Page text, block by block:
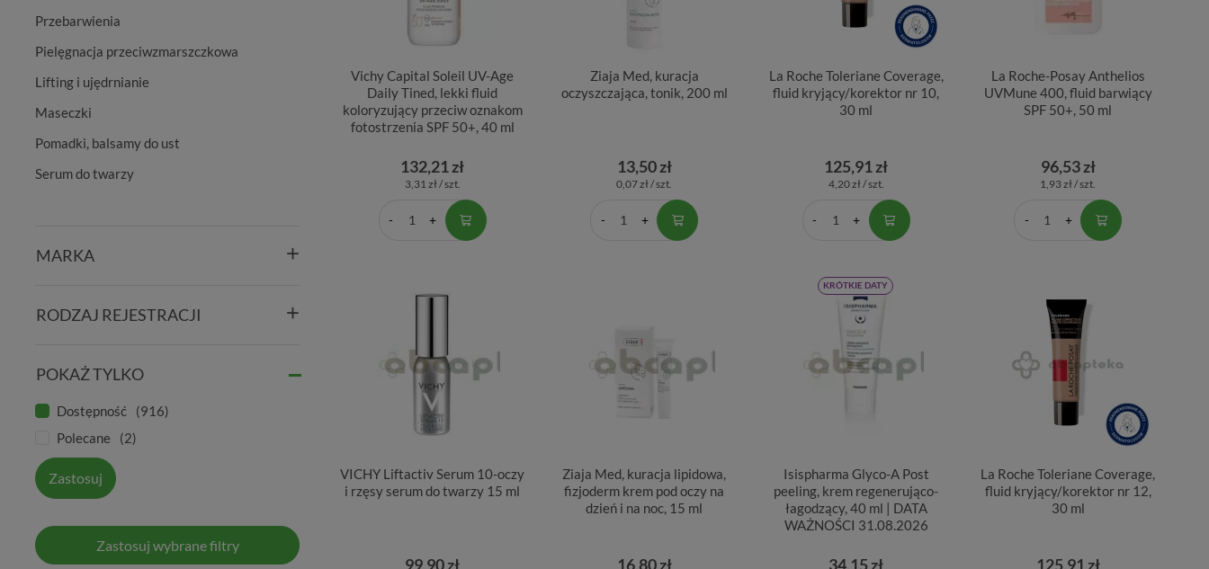
Przebarwienia
Pielęgnacja przeciwzmarszczkowa
Lifting i ujędrnianie
Maseczki
Pomadki, balsamy do ust
Serum do twarzy
MARKA
RODZAJ REJESTRACJI
POKAŻ TYLKO
Dostępność
916
Polecane
2
Zastosuj
Zastosuj wybrane filtry
Vichy Capital Soleil UV-Age
Daily Tined, lekki fluid
koloryzujący przeciw oznakom
fotostrzenia SPF 50+, 40 ml
132,21 zł
3,31 zł / szt.
Ziaja Med, kuracja
oczyszczająca, tonik, 200 ml
13,50 zł
0,07 zł / szt.
La Roche Toleriane Coverage,
fluid kryjący/korektor nr 10,
30 ml
125,91 zł
4,20 zł / szt.
La Roche-Posay Anthelios
UVMune 400, fluid barwiący
SPF 50+, 50 ml
96,53 zł
1,93 zł / szt.
VICHY Liftactiv Serum 10-oczy
i rzęsy serum do twarzy 15 ml
99,90 zł
Ziaja Med, kuracja lipidowa,
fizjoderm krem pod oczy na
dzień i na noc, 15 ml
16,80 zł
KRÓTKIE DATY
Isispharma Glyco-A Post
peeling, krem regenerująco-
łagodzący, 40 ml | DATA
WAŻNOŚCI 31.08.2026
34,15 zł
La Roche Toleriane Coverage,
fluid kryjący/korektor nr 12,
30 ml
125,91 zł